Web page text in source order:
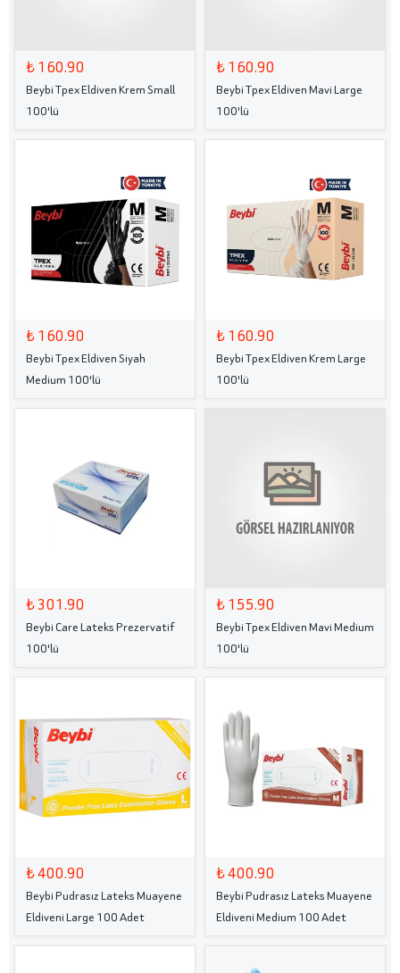
₺ 160.90
Beybi Tpex Eldiven Krem Small
100'lü
₺ 160.90
Beybi Tpex Eldiven Mavi Large
100'lü
₺ 160.90
Beybi Tpex Eldiven Siyah
Medium 100'lü
₺ 160.90
Beybi Tpex Eldiven Krem Large
100'lü
₺ 301.90
Beybi Care Lateks Prezervatif
100'lü
₺ 155.90
Beybi Tpex Eldiven Mavi Medium
100'lü
₺ 400.90
Beybi Pudrasız Lateks Muayene
Eldiveni Large 100 Adet
₺ 400.90
Beybi Pudrasız Lateks Muayene
Eldiveni Medium 100 Adet